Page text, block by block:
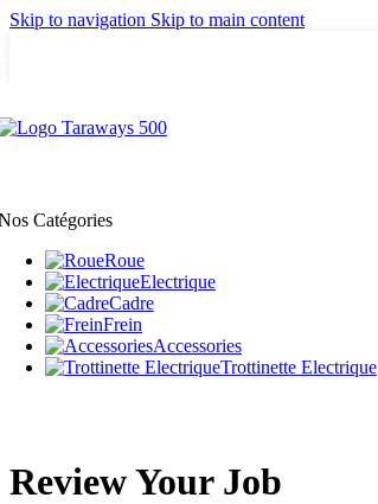
Skip to navigation Skip to main content
Catégories
Roue
Electrique
Cadre
Frein
Accessories
Trottinette Electrique
Review Your Job